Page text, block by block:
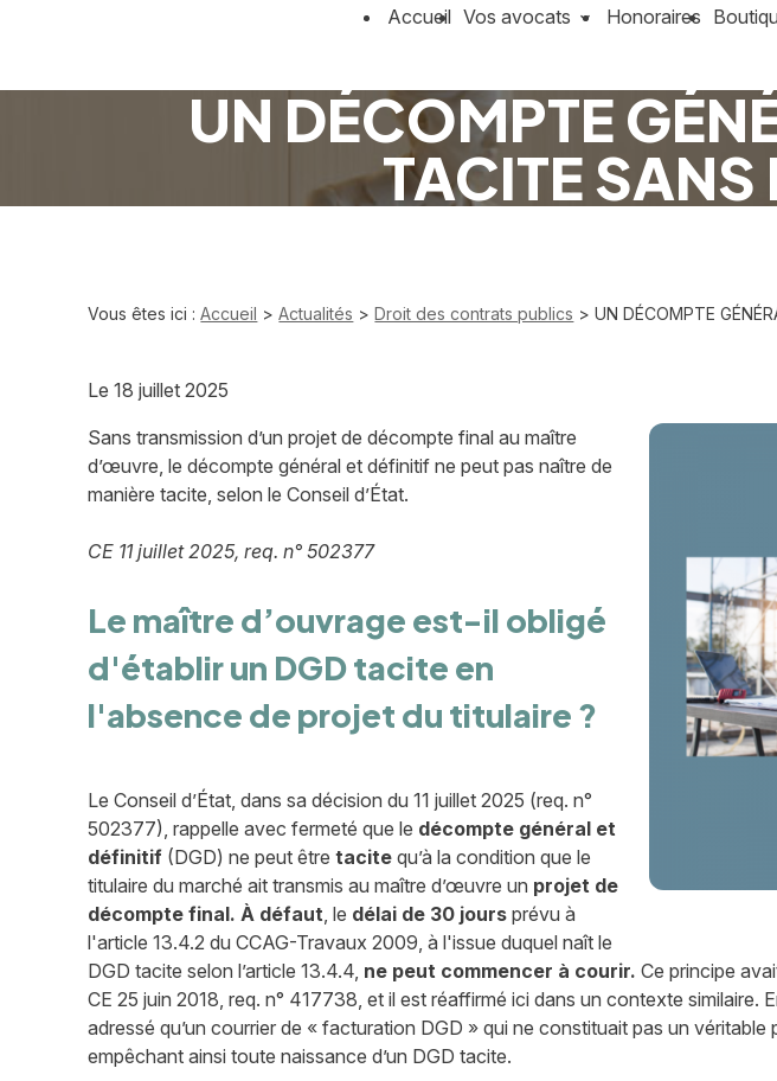
Accueil Vos avocats Honoraires
UN DÉCOMPTE
TACITE SANS
Vous êtes ici : Accueil >Actualités >Droit des contrats publics > UN DÉCOMPTE
Le18 juillet 2025
Sans transmission d’un projet de décompte final au maître
d’œuvre, le décompte général et définitif ne peut pas naître de
manière tacite, selon le Conseil d’État.
CE 11 juillet 2025, req. n° 502377
Le maître d’ouvrage est-il obligé
d'établir un DGD tacite en
l'absence de projet du titulaire ?
Le Conseil d’État, dans sa décision du 11 juillet 2025 (req. n°
502377), rappelle avec fermeté que le décompte général et
définitif (DGD) ne peut êtretacite qu’à la condition que le
titulaire du marché ait transmis au maître d’œuvre un projet de
décompte final. À défaut, le délai de 30 jours prévu à
l'article 13.4.2 du CCAG-Travaux 2009, à l'issue duquel naît le
DGD tacite selon l’article 13.4.4, ne peut commencer à courir. Ce principe
CE 25 juin 2018, req. n° 417738, et il est réaffirmé ici dans un contexte similaire.
adressé qu’un courrier de « facturation DGD » qui ne constituait pas un véritable
empêchant ainsi toute naissance d’un DGD tacite.